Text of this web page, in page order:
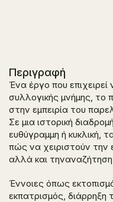
Περιγραφή
Ένα έργο που
συλλογικής μνήμης, το
στην εμπειρία του
Σε μια ιστορική
ευθύγραμμη ή κυκλική,
πώς να χειριστούν
αλλά και
Έννοιες όπως
εκπατρισμός, διάρρηξη